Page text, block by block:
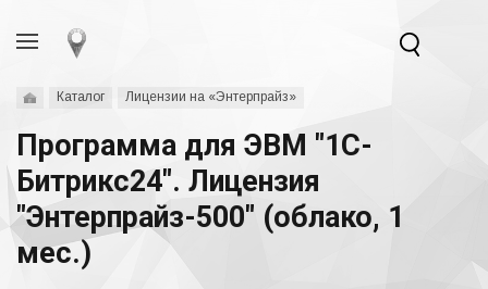
Каталог Лицензии на «Энтерпрайз»
Программа для ЭВМ "1С-
Битрикс24". Лицензия
"Энтерпрайз-500" (облако, 1
мес.)